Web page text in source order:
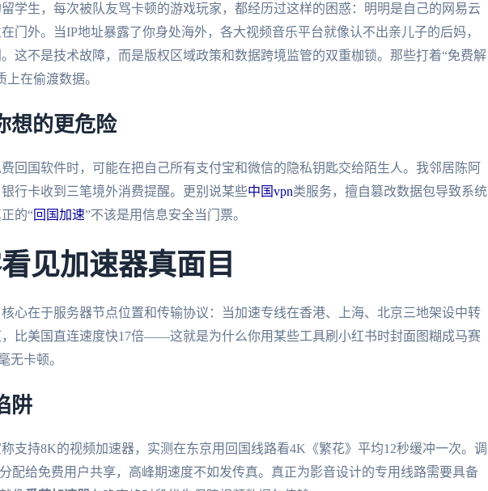
学生，每次被队友骂卡顿的游戏玩家，都经历过这样的困惑：明明是自己的网易云
门外。当IP地址暴露了你身处海外，各大视频音乐平台就像认不出亲儿子的后妈，
这不是技术故障，而是版权区域政策和数据跨境监管的双重枷锁。那些打着“免费解
在偷渡数据。
想的更危险
回国软件时，可能在把自己所有支付宝和微信的隐私钥匙交给陌生人。我邻居陈阿
行卡收到三笔境外消费提醒。更别说某些中国vpn类服务，擅自篡改数据包导致系统
的“回国加速”不该是用信息安全当门票。
见加速器真面目
心在于服务器节点位置和传输协议：当加速专线在香港、上海、北京三地架设中转
比美国直连速度快17倍——这就是为什么你用某些工具刷小红书时封面图糊成马赛
无卡顿。
阱
称支持8K的视频加速器，实测在东京用回国线路看4K《繁花》平均12秒缓冲一次。调
配给免费用户共享，高峰期速度不如发传真。真正为影音设计的专用线路需要具备